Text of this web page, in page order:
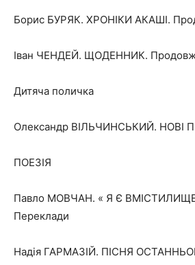
Борис БУРЯК. ХРОНІКИ АКАШІ.
Іван ЧЕНДЕЙ. ЩОДЕННИК.
Дитяча поличка
Олександр ВІЛЬЧИНСЬКИЙ. НОВІ
ПОЕЗІЯ
Павло МОВЧАН. « Я Є
Переклади
Надія ГАРМАЗІЙ. ПІСНЯ